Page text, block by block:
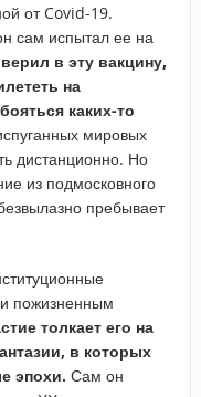
от Covid-19.
сам испытал ее на
в эту вакцину,
на
каких-то
мировых
дистанционно. Но
из подмосковного
пребывает
пожизненным
толкает его на
в которых
эпохи. Сам он